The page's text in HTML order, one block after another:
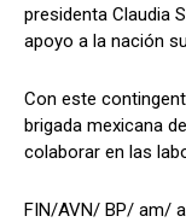
presidenta Claudia
apoyo a la nación
Con este
brigada mexicana
colaborar en las
FIN/AVN/ BP/ am/